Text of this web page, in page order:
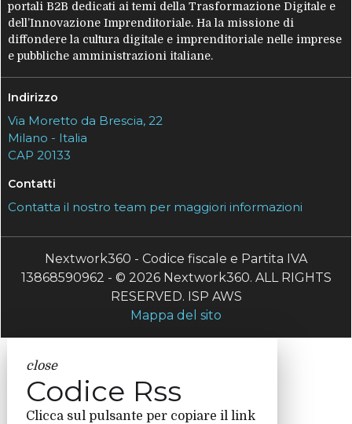
portali B2B dedicati ai temi della Trasformazione Digitale e
dell’Innovazione Imprenditoriale. Ha la missione di
diffondere la cultura digitale e imprenditoriale nelle imprese
e pubbliche amministrazioni italiane.
Indirizzo
Via Moretto da Brescia, 22
Milano - Italia
CAP 20133
Contatti
Contatta il nostro team per maggiori informazioni
Nextwork360 - Codice fiscale e Partita IVA
13868590962 - © 2026 Nextwork360. ALL RIGHTS
RESERVED. ISP AWS
Mappa del sito
close
Codice Rss
Clicca sul pulsante per copiare il link